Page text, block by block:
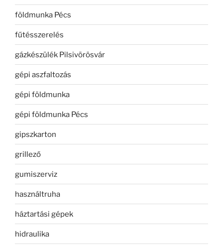
földmunka Pécs
fűtésszerelés
gázkészülék Pilsivörösvár
gépi aszfaltozás
gépi földmunka
gépi földmunka Pécs
gipszkarton
grillező
gumiszerviz
használtruha
háztartási gépek
hidraulika